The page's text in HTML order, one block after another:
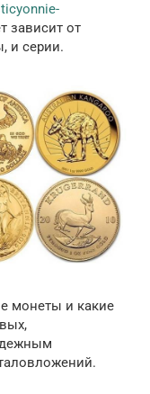
зависит от
и серии.
монеты и какие